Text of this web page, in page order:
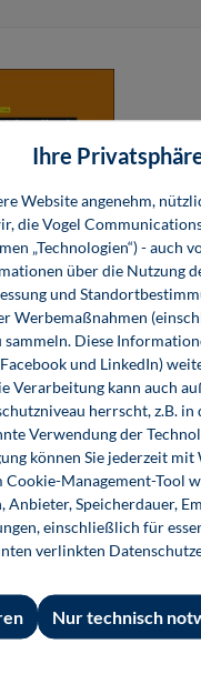
Ihre
Website angenehm,
die Vogel
„Technologien“) -
über die Nutzung
und
Werbemaßnahmen
sammeln. Diese
und LinkedIn)
Verarbeitung kann auch
herrscht, z.B.
Verwendung der
können Sie jederzeit
Cookie-Management-
Anbieter, Speicherdauer,
einschließlich für
verlinkten
Nur technisch